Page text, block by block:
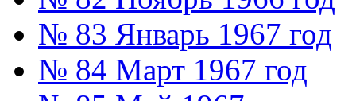
№ 83 Январь 1967 год
№ 84 Март 1967 год